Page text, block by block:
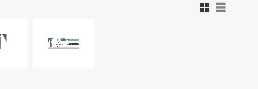
Rutnätsvy
Listvy